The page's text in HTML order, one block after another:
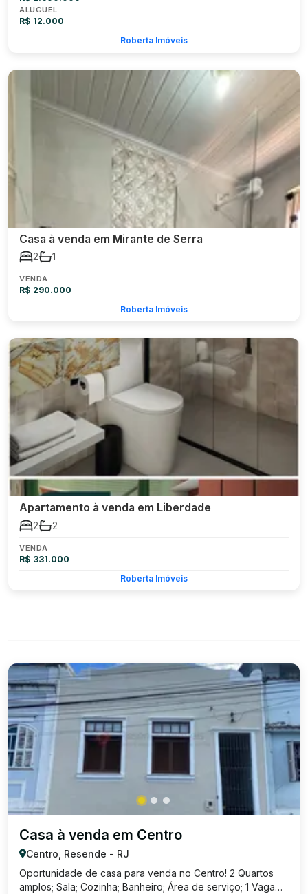
ALUGUEL
R$ 12.000
Roberta Imóveis
Casa à venda em Mirante de Serra
2 1
VENDA
R$ 290.000
Roberta Imóveis
Apartamento à venda em Liberdade
2 2
VENDA
R$ 331.000
Roberta Imóveis
Casa à venda em Centro
Centro, Resende - RJ
Oportunidade de casa para venda no Centro! 2 Quartos
amplos; Sala; Cozinha; Banheiro; Área de serviço; 1 Vaga